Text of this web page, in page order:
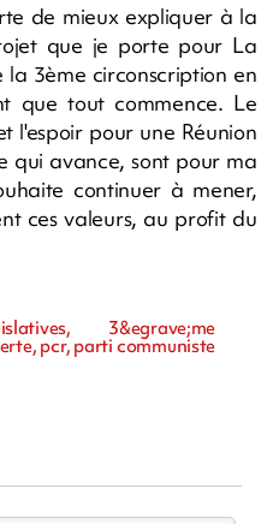
de mieux expliquer à la
que je porte pour La
3ème circonscription en
que tout commence. Le
l'espoir pour une Réunion
qui avance, sont pour ma
continuer à mener,
ces valeurs, au profit du
3&egrave;me
pcr, parti communiste